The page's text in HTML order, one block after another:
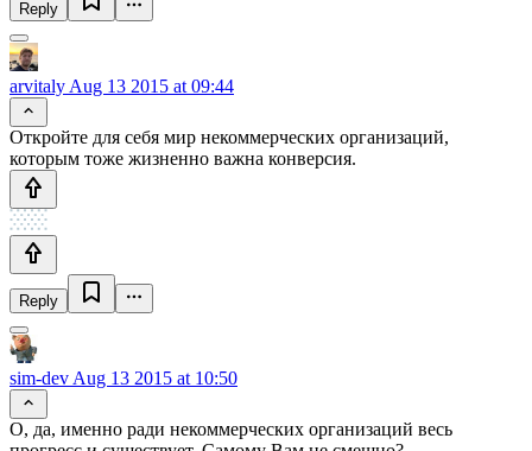
Reply
arvitaly Aug 13 2015 at 09:44
Откройте для себя мир некоммерческих организаций,
которым тоже жизненно важна конверсия.
Reply
sim-dev Aug 13 2015 at 10:50
О, да, именно ради некоммерческих организаций весь